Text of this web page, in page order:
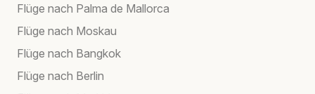
Flüge nach Palma de Mallorca
Flüge nach Moskau
Flüge nach Bangkok
Flüge nach Berlin